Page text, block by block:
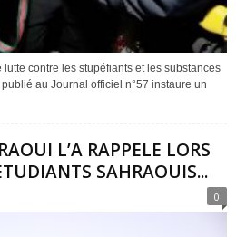
lutte contre les stupéfiants et les substances
au Journal officiel n°57 instaure un
L’A RAPPELE LORS
SAHRAOUIS...
0